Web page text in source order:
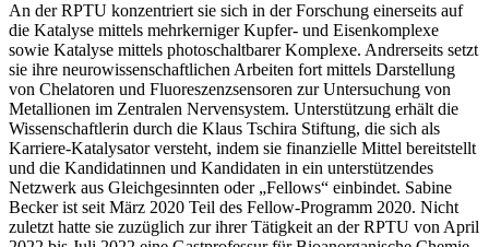
An der RPTU konzentriert sie sich in der Forschung einerseits auf
die Katalyse mittels mehrkerniger Kupfer- und Eisenkomplexe
sowie Katalyse mittels photoschaltbarer Komplexe. Andrerseits setzt
sie ihre neurowissenschaftlichen Arbeiten fort mittels Darstellung
von Chelatoren und Fluoreszenzsensoren zur Untersuchung von
Metallionen im Zentralen Nervensystem. Unterstützung erhält die
Wissenschaftlerin durch die Klaus Tschira Stiftung, die sich als
Karriere-Katalysator versteht, indem sie finanzielle Mittel bereitstellt
und die Kandidatinnen und Kandidaten in ein unterstützendes
Netzwerk aus Gleichgesinnten oder „Fellows“ einbindet. Sabine
Becker ist seit März 2020 Teil des Fellow-Programm 2020. Nicht
zuletzt hatte sie zuzüglich zur ihrer Tätigkeit an der RPTU von April